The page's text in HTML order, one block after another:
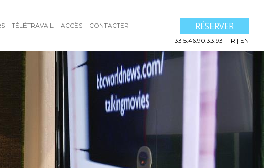
TÉLÉTRAVAIL ACCÈS CONTACTER RÉSERVER
+33 5.46.90.33.93 | FR | EN